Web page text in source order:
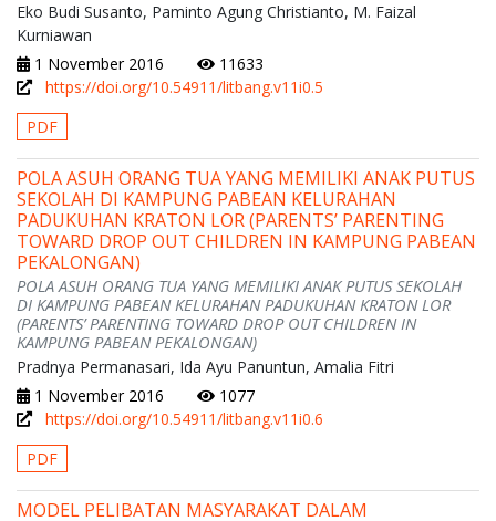
Eko Budi Susanto, Paminto Agung Christianto, M. Faizal
Kurniawan
1 November 2016
11633
https://doi.org/10.54911/litbang.v11i0.5
PDF
POLA ASUH ORANG TUA YANG MEMILIKI ANAK PUTUS
SEKOLAH DI KAMPUNG PABEAN KELURAHAN
PADUKUHAN KRATON LOR (PARENTS’ PARENTING
TOWARD DROP OUT CHILDREN IN KAMPUNG PABEAN
PEKALONGAN)
POLA ASUH ORANG TUA YANG MEMILIKI ANAK PUTUS SEKOLAH
DI KAMPUNG PABEAN KELURAHAN PADUKUHAN KRATON LOR
(PARENTS’ PARENTING TOWARD DROP OUT CHILDREN IN
KAMPUNG PABEAN PEKALONGAN)
Pradnya Permanasari, Ida Ayu Panuntun, Amalia Fitri
1 November 2016
1077
https://doi.org/10.54911/litbang.v11i0.6
PDF
MODEL PELIBATAN MASYARAKAT DALAM